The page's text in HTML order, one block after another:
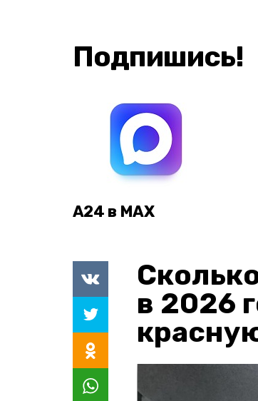
Подпишись!
А24 в MAX
в 2026